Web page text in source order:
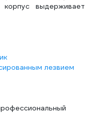
выдерживает
лезвием